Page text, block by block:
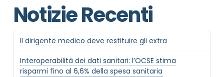
Notizie Recenti
Il dirigente medico deve restituire gli extra
Interoperabilità dei dati sanitari: l’OCSE stima
risparmi fino al 6,6% della spesa sanitaria